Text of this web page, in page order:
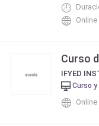
Online
Curso
Curso
Online